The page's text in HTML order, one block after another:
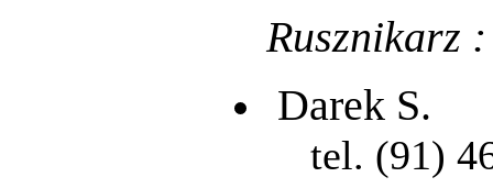
Rusznikarz :
Darek S.
tel. (91)